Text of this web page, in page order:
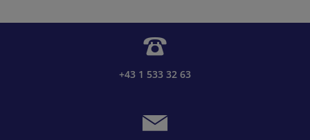
+43 1 533 32 63